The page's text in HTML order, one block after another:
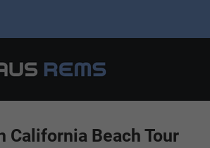
California Beach Tour